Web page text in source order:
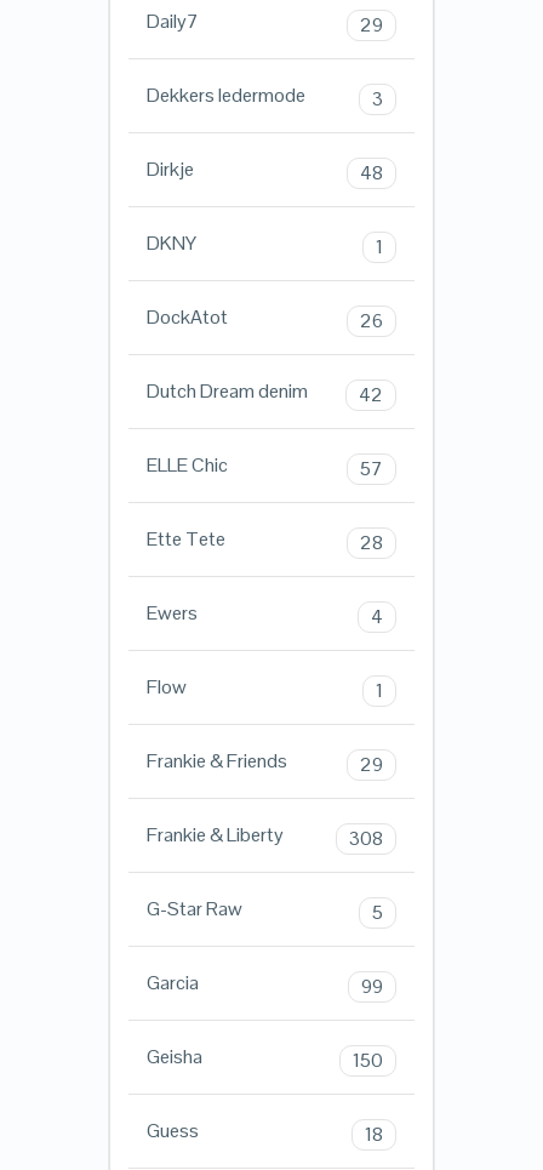
Daily7 29
Dekkers ledermode 3
Dirkje 48
DKNY 1
DockAtot 26
Dutch Dream denim 42
ELLE Chic 57
Ette Tete 28
Ewers 4
Flow 1
Frankie & Friends 29
Frankie & Liberty 308
G-Star Raw 5
Garcia 99
Geisha 150
Guess 18